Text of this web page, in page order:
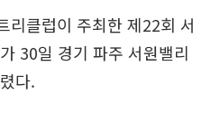
리클럽이 주최한 제22회 서
30일 경기 파주 서원밸리
다.